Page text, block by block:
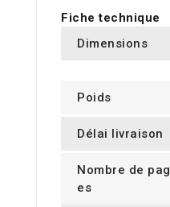
Fiche technique
Dimensions
Poids
Délai livraison
Nombre de pag
es